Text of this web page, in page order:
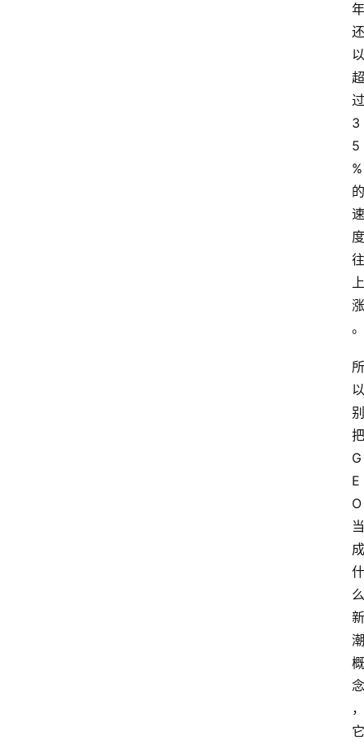
年
还
以
超
过
3
5
%
的
速
度
往
上
涨
。
所
以
别
把
G
E
O
当
成
什
么
新
潮
概
念
，
它